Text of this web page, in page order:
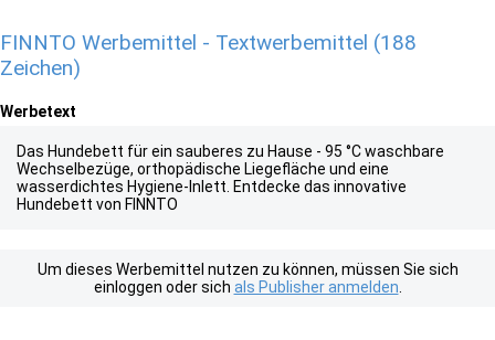
FINNTO Werbemittel - Textwerbemittel (188
Zeichen)
Werbetext
Das Hundebett für ein sauberes zu Hause - 95 °C waschbare
Wechselbezüge, orthopädische Liegefläche und eine
wasserdichtes Hygiene-Inlett. Entdecke das innovative
Hundebett von FINNTO
Um dieses Werbemittel nutzen zu können, müssen Sie sich
einloggen oder sich als Publisher anmelden